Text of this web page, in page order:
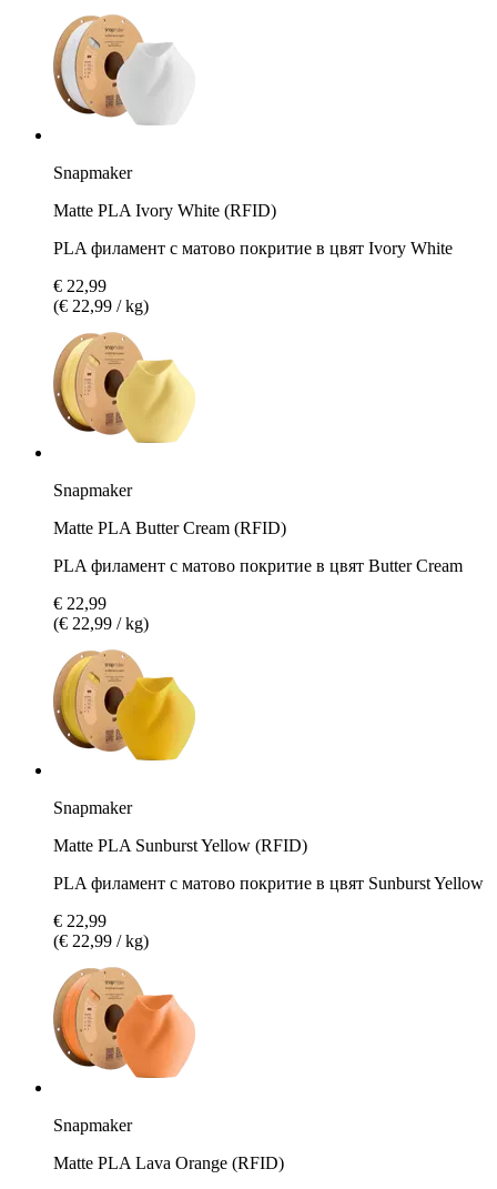
Snapmaker
Matte PLA Ivory White (RFID)
PLA филамент с матово покритие в цвят Ivory White
€ 22,99
(€ 22,99 / kg)
Snapmaker
Matte PLA Butter Cream (RFID)
PLA филамент с матово покритие в цвят Butter Cream
€ 22,99
(€ 22,99 / kg)
Snapmaker
Matte PLA Sunburst Yellow (RFID)
PLA филамент с матово покритие в цвят Sunburst Yellow
€ 22,99
(€ 22,99 / kg)
Snapmaker
Matte PLA Lava Orange (RFID)